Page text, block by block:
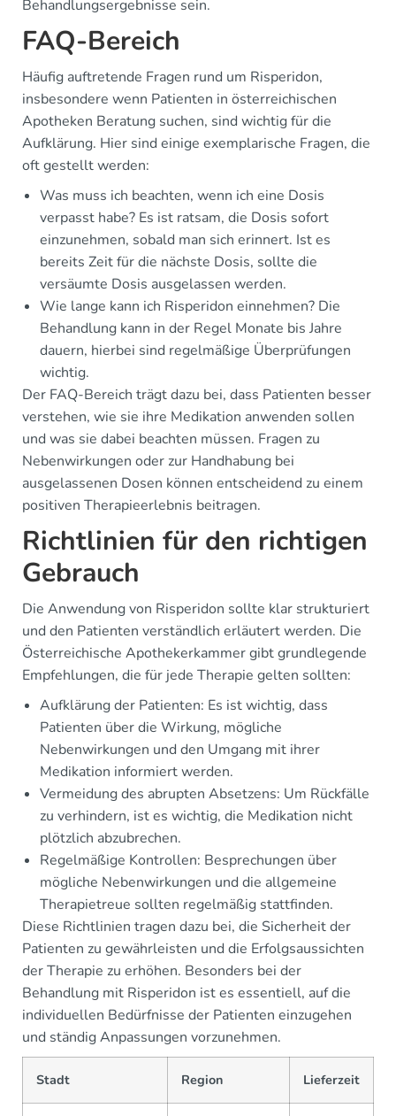
Behandlungsergebnisse sein.
FAQ-Bereich
Häufig auftretende Fragen rund um Risperidon,
insbesondere wenn Patienten in österreichischen
Apotheken Beratung suchen, sind wichtig für die
Aufklärung. Hier sind einige exemplarische Fragen, die
oft gestellt werden:
Was muss ich beachten, wenn ich eine Dosis
verpasst habe? Es ist ratsam, die Dosis sofort
einzunehmen, sobald man sich erinnert. Ist es
bereits Zeit für die nächste Dosis, sollte die
versäumte Dosis ausgelassen werden.
Wie lange kann ich Risperidon einnehmen? Die
Behandlung kann in der Regel Monate bis Jahre
dauern, hierbei sind regelmäßige Überprüfungen
wichtig.
Der FAQ-Bereich trägt dazu bei, dass Patienten besser
verstehen, wie sie ihre Medikation anwenden sollen
und was sie dabei beachten müssen. Fragen zu
Nebenwirkungen oder zur Handhabung bei
ausgelassenen Dosen können entscheidend zu einem
positiven Therapieerlebnis beitragen.
Richtlinien für den richtigen
Gebrauch
Die Anwendung von Risperidon sollte klar strukturiert
und den Patienten verständlich erläutert werden. Die
Österreichische Apothekerkammer gibt grundlegende
Empfehlungen, die für jede Therapie gelten sollten:
Aufklärung der Patienten: Es ist wichtig, dass
Patienten über die Wirkung, mögliche
Nebenwirkungen und den Umgang mit ihrer
Medikation informiert werden.
Vermeidung des abrupten Absetzens: Um Rückfälle
zu verhindern, ist es wichtig, die Medikation nicht
plötzlich abzubrechen.
Regelmäßige Kontrollen: Besprechungen über
mögliche Nebenwirkungen und die allgemeine
Therapietreue sollten regelmäßig stattfinden.
Diese Richtlinien tragen dazu bei, die Sicherheit der
Patienten zu gewährleisten und die Erfolgsaussichten
der Therapie zu erhöhen. Besonders bei der
Behandlung mit Risperidon ist es essentiell, auf die
individuellen Bedürfnisse der Patienten einzugehen
und ständig Anpassungen vorzunehmen.
Stadt Region Lieferzeit